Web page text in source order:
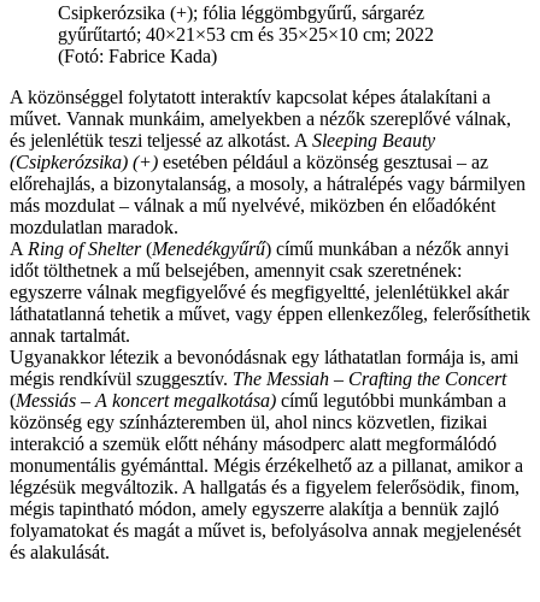
Csipkerózsika (+); fólia léggömbgyűrű, sárgaréz
gyűrűtartó; 40×21×53 cm és 35×25×10 cm; 2022
(Fotó: Fabrice Kada)
A közönséggel folytatott interaktív kapcsolat képes átalakítani a
művet. Vannak munkáim, amelyekben a nézők szereplővé válnak,
és jelenlétük teszi teljessé az alkotást. A Sleeping Beauty
(Csipkerózsika) (+) esetében például a közönség gesztusai – az
előrehajlás, a bizonytalanság, a mosoly, a hátralépés vagy bármilyen
más mozdulat – válnak a mű nyelvévé, miközben én előadóként
mozdulatlan maradok.
A Ring of Shelter(Menedékgyűrű) című munkában a nézők annyi
időt tölthetnek a mű belsejében, amennyit csak szeretnének:
egyszerre válnak megfigyelővé és megfigyeltté, jelenlétükkel akár
láthatatlanná tehetik a művet, vagy éppen ellenkezőleg, felerősíthetik
annak tartalmát.
Ugyanakkor létezik a bevonódásnak egy láthatatlan formája is, ami
mégis rendkívül szuggesztív. The Messiah – Crafting the Concert
(Messiás – A koncert megalkotása) című legutóbbi munkámban a
közönség egy színházteremben ül, ahol nincs közvetlen, fizikai
interakció a szemük előtt néhány másodperc alatt megformálódó
monumentális gyémánttal. Mégis érzékelhető az a pillanat, amikor a
légzésük megváltozik. A hallgatás és a figyelem felerősödik, finom,
mégis tapintható módon, amely egyszerre alakítja a bennük zajló
folyamatokat és magát a művet is, befolyásolva annak megjelenését
és alakulását.